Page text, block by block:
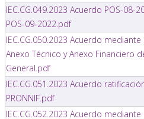
IEC.CG.049.2023 Acuerdo POS-08-
POS-09-2022.pdf
IEC.CG.050.2023 Acuerdo
Anexo Técnico y Anexo Financiero
General.pdf
IEC.CG.051.2023 Acuerdo
PRONNIF.pdf
IEC.CG.052.2023 Acuerdo